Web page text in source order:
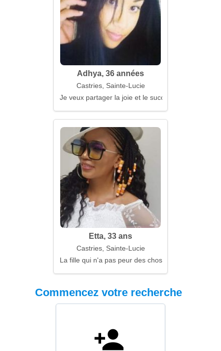
Adhya, 36 années
Castries, Sainte-Lucie
Je veux partager la joie et le succès
Etta, 33 ans
Castries, Sainte-Lucie
La fille qui n'a pas peur des choses stupides
Commencez votre recherche